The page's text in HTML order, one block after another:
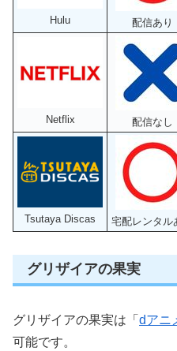
Hulu 配信あり
Netflix 配信なし
Tsutaya Discas 宅配レンタル
グリザイアの果実
グリザイアの果実は「 dアニ
可能です。